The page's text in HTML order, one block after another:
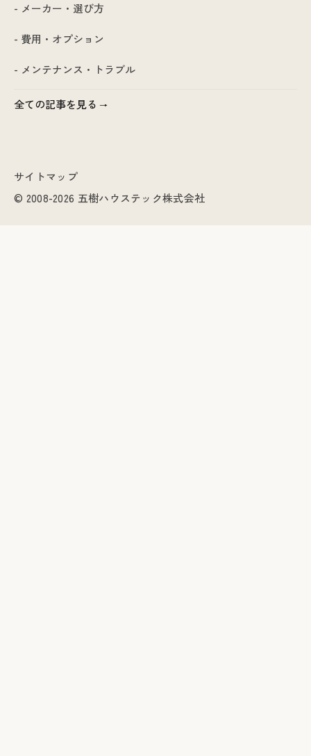
- メーカー・選び方
- 費用・オプション
- メンテナンス・トラブル
全ての記事を見る
© 2008-2026 五樹ハウステック株式会社
サイトマップ